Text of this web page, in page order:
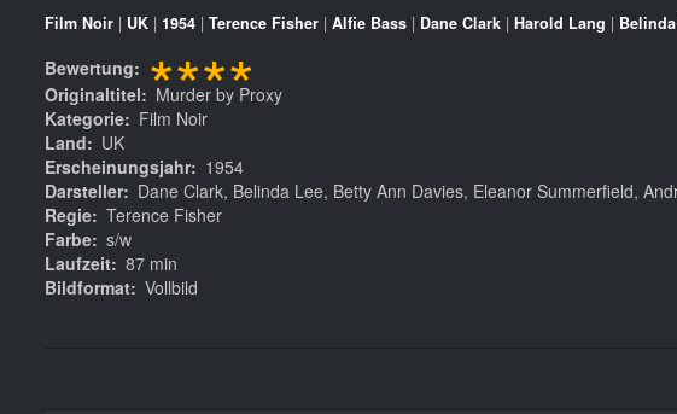
Film Noir | UK | 1954 | Terence Fisher | Alfie Bass | Dane Clark | Harold Lang |
Bewertung ****
Originaltitel
Murder by Proxy
Kategorie
Film Noir
Land
UK
Erscheinungsjahr
1954
Darsteller
Dane Clark, Belinda Lee, Betty Ann Davies, Eleanor Summerfield,
Regie Terence Fisher
Farbe s/w
Laufzeit 87 min
Bildformat Vollbild